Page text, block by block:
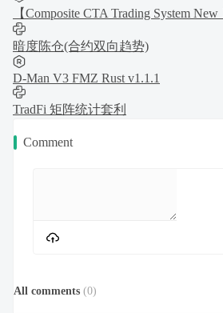
【Composite CTA Trading System
暗度陈仓(合约双向趋势)
D-Man V3 FMZ Rust v1.1.1
TradFi 矩阵统计套利
Comment
All comments (0)